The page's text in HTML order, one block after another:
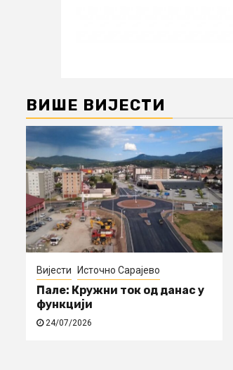
ВИШЕ ВИЈЕСТИ
Вијести Источно Сарајево
Пале: Кружни ток од данас у
функцији
24/07/2026